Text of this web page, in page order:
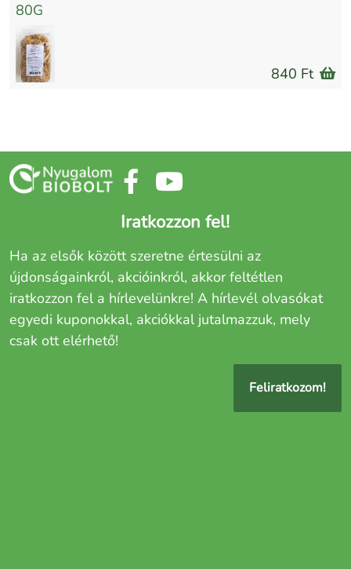
80G
840 Ft
Iratkozzon fel!
Ha az elsők között szeretne értesülni az
újdonságainkról, akcióinkról, akkor feltétlen
iratkozzon fel a hírlevelünkre! A hírlevél olvasókat
egyedi kuponokkal, akciókkal jutalmazzuk, mely
csak ott elérhető!
Feliratkozom!